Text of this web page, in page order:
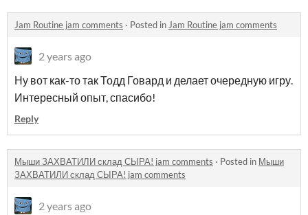
Jam Routine jam comments · Posted inJam Routine jam comments
2 years ago
Ну вот как-то так Тодд Говард и делает очередную игру.
Интересный опыт, спасибо!
Reply
Мыши ЗАХВАТИЛИ склад СЫРА! jam comments · Posted in Мыши
ЗАХВАТИЛИ склад СЫРА! jam comments
2 years ago